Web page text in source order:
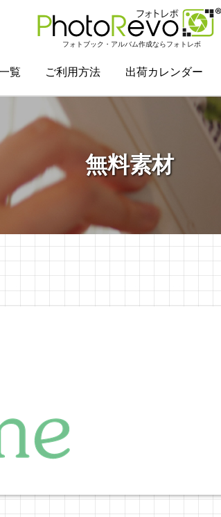
フォトブック・アルバム作成ならフォトレボ
覧 ご利用方法 出荷カレンダー
無料素材